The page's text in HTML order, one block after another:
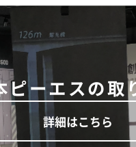
ピーエスの取
詳細はこちら